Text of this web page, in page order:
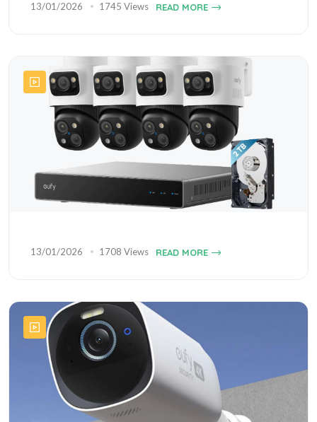
13/01/2026 1745 Views READ MORE
13/01/2026 1708 Views READ MORE